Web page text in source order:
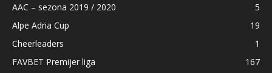
AAC – sezona 2019 / 2020
5
Alpe Adria Cup
19
Cheerleaders
1
FAVBET Premijer liga
167